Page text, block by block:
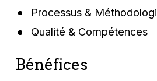
Processus &
Qualité & Compétences
Bénéfices